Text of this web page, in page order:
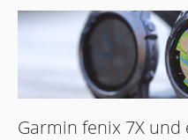
Garmin fenix 7X und